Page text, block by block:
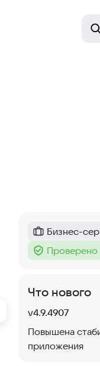
Категория:
Бизнес-
Тег :
Проверено
Что нового
Версия:
v4.9.4907
Повышена
приложения